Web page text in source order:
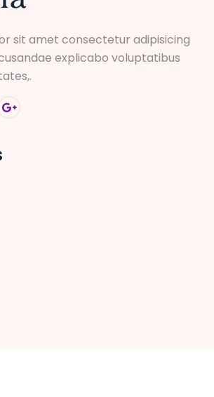
sit amet consectetur adipisicing
explicabo voluptatibus